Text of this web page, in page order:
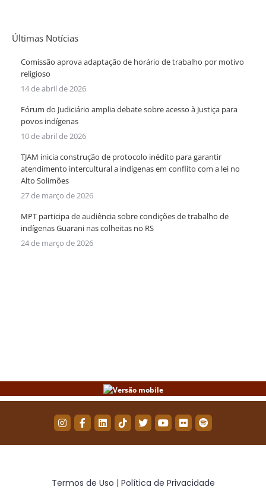
Últimas Notícias
Comissão aprova adaptação de horário de trabalho por motivo
religioso
14 de abril de 2026
Fórum do Judiciário amplia debate sobre acesso à Justiça para
povos indígenas
10 de abril de 2026
TJAM inicia construção de protocolo inédito para garantir
atendimento intercultural a indígenas em conflito com a lei no
Alto Solimões
27 de março de 2026
MPT participa de audiência sobre condições de trabalho de
indígenas Guarani nas colheitas no RS
24 de março de 2026
Termos de Uso | Política de Privacidade